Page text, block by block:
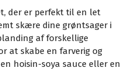
der er perfekt til en let
skære dine grøntsager i
af forskellige
at skabe en farverig og
hoisin-soya sauce eller en